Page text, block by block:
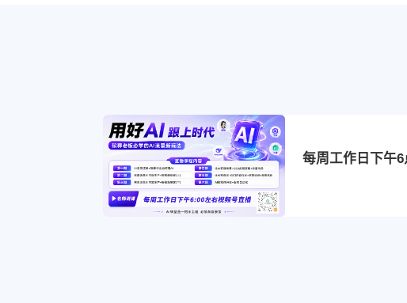
云南腾冲市殡仪馆——委托公开招聘劳务派遣工5
甘肃省环县民政局招聘遗体火化师和殡仪车驾驶